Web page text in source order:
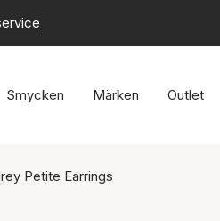
Smycken Märken Outlet
Petite Earrings